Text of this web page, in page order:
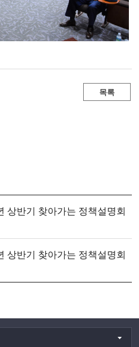
목록
상반기 찾아가는 정책설명회
상반기 찾아가는 정책설명회